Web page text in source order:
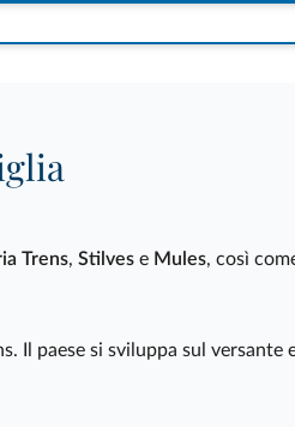
Trens, Stilves e Mules, così
Il paese si sviluppa sul versante